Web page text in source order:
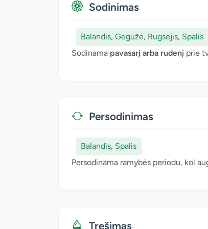
Sodinimas
Balandis, Gegužė, Rugsėjis, Spalis
Sodinama pavasarį arba rudenį prie
Persodinimas
Balandis, Spalis
Persodinama ramybės periodu, kol
Tręšimas